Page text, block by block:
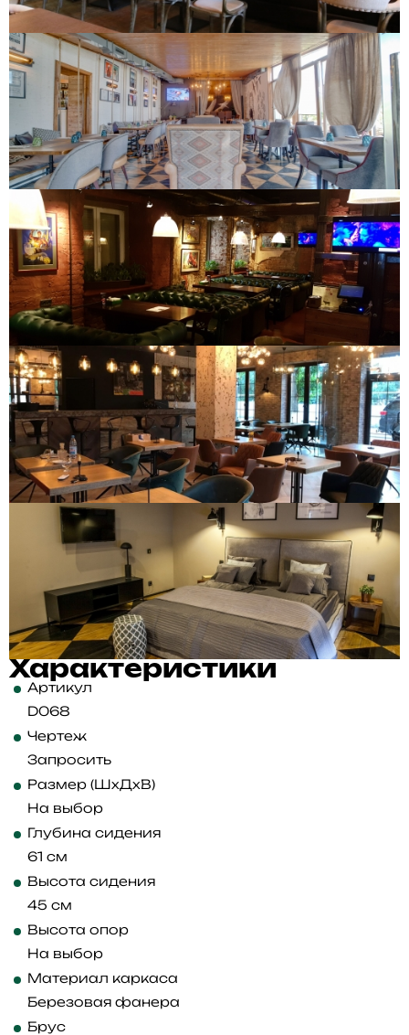
Характеристики
Артикул
D068
Чертеж
Запросить
Размер (ШхДхВ)
На выбор
Глубина сидения
61 см
Высота сидения
45 см
Высота опор
На выбор
Материал каркаса
Березовая фанера
Брус